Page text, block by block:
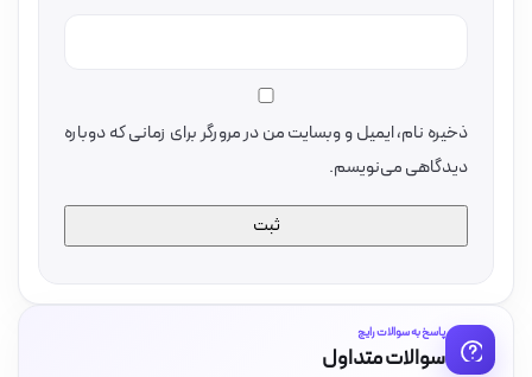
ذخیره نام، ایمیل و وبسایت من در مرورگر برای زمانی که دوباره
دیدگاهی می‌نویسم.
پاسخ به سوالات رایج
سوالات متداول